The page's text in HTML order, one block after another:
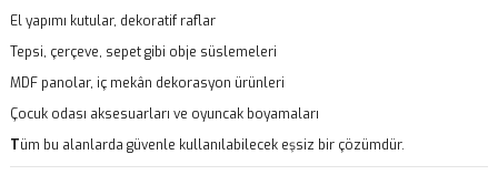
El yapımı kutular, dekoratif raflar
Tepsi, çerçeve, sepet gibi obje süslemeleri
MDF panolar, iç mekân dekorasyon ürünleri
Çocuk odası aksesuarları ve oyuncak boyamaları
Tüm bu alanlarda güvenle kullanılabilecek eşsiz bir çözümdür.